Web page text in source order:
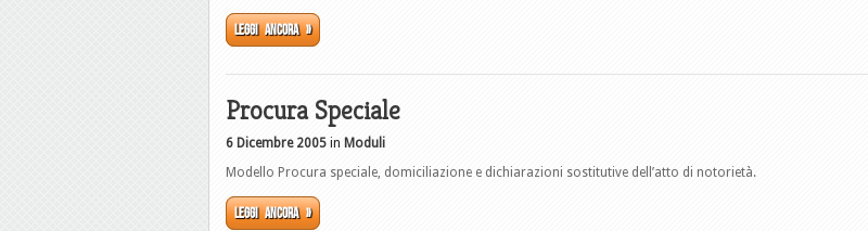
Leggi ancora »
Procura Speciale
6 Dicembre 2005 in Moduli
Modello Procura speciale, domiciliazione e dichiarazioni sostitutive dell’atto di notorietà.
Leggi ancora »